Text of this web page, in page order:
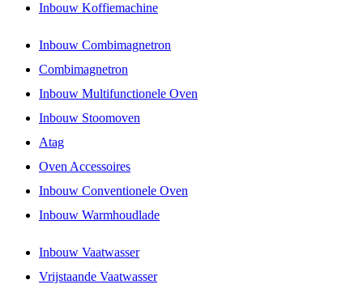
Inbouw Koffiemachine
Inbouw Combimagnetron
Combimagnetron
Inbouw Multifunctionele Oven
Inbouw Stoomoven
Atag
Oven Accessoires
Inbouw Conventionele Oven
Inbouw Warmhoudlade
Inbouw Vaatwasser
Vrijstaande Vaatwasser